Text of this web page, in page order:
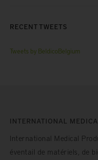
RECENT TWEETS
Tweets by BeldicoBelgium
INTERNATIONAL
International Medical
éventail de matériels, de